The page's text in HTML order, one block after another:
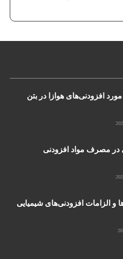
مورد افزودنی‌های هوازا در بتن
در مصرف مواد افزودنی
و الزامات افزودنی‌های شیمیایی